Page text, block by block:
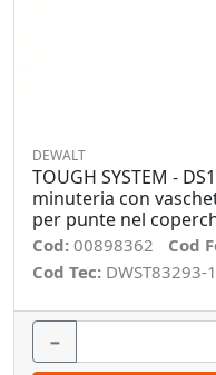
DEWALT
TOUGH SYSTEM -
minuteria con
per punte nel
Cod: 00898362 Cod
Cod Tec: DWST83293-1
−